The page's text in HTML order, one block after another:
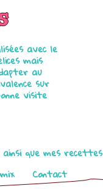
avec le
mais
au
sur
visite
ainsi que mes recettes
Contact